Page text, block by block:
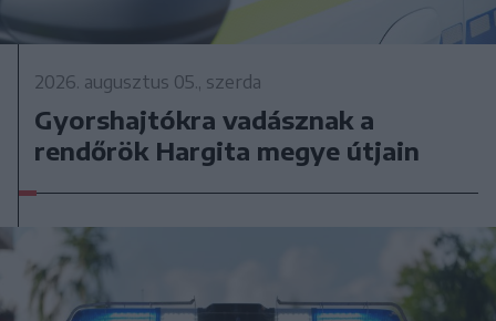
2026. augusztus 05., szerda
Gyorshajtókra vadásznak a
rendőrök Hargita megye útjain